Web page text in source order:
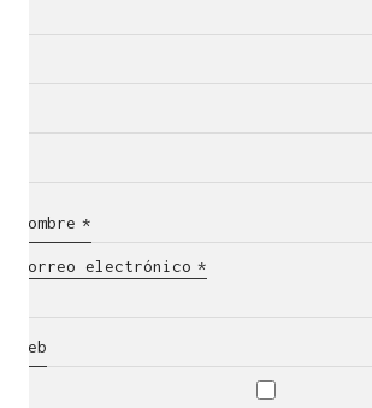
Nombre *
Correo electrónico *
Web